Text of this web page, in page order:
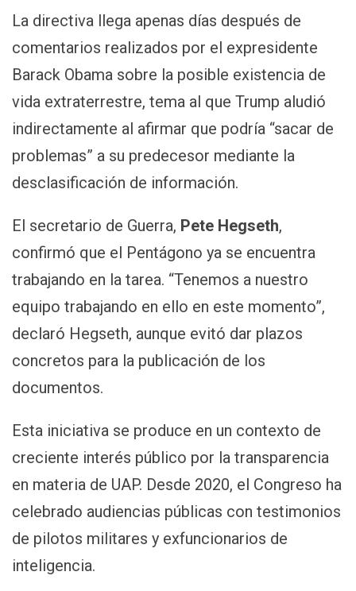
La directiva llega apenas días después de
comentarios realizados por el expresidente
Barack Obama sobre la posible existencia de
vida extraterrestre, tema al que Trump aludió
indirectamente al afirmar que podría “sacar de
problemas” a su predecesor mediante la
desclasificación de información.
El secretario de Guerra, Pete Hegseth,
confirmó que el Pentágono ya se encuentra
trabajando en la tarea. “Tenemos a nuestro
equipo trabajando en ello en este momento”,
declaró Hegseth, aunque evitó dar plazos
concretos para la publicación de los
documentos.
Esta iniciativa se produce en un contexto de
creciente interés público por la transparencia
en materia de UAP. Desde 2020, el Congreso ha
celebrado audiencias públicas con testimonios
de pilotos militares y exfuncionarios de
inteligencia.